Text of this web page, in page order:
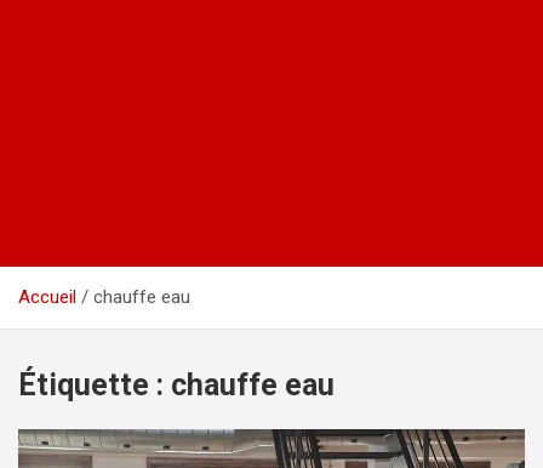
Accueil chauffe eau
Étiquette : chauffe eau